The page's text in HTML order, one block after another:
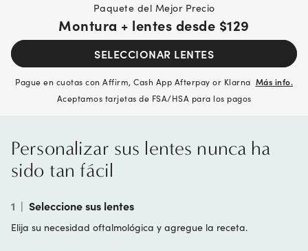
Paquete del Mejor Precio
Montura + lentes desde $129
SELECCIONAR LENTES
Pague en cuotas con Affirm, Cash App Afterpay or Klarna Más info.
Aceptamos tarjetas de FSA/HSA para los pagos
Personalizar sus lentes nunca ha
sido tan fácil
1 | Seleccione sus lentes
Elija su necesidad oftalmológica y agregue la receta.